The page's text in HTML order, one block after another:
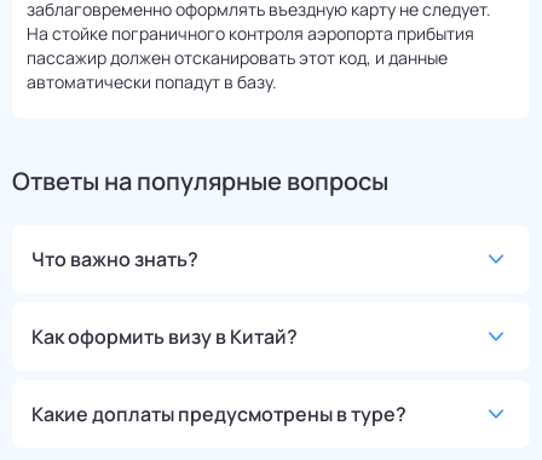
заблаговременно оформлять въездную карту не следует.
На стойке пограничного контроля аэропорта прибытия
пассажир должен отсканировать этот код, и данные
автоматически попадут в базу.
Ответы на популярные вопросы
Что важно знать?
Как оформить визу в Китай?
Какие доплаты предусмотрены в туре?